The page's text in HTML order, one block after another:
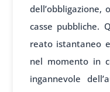
casse pubbliche.
reato istantaneo
nel momento in
ingannevole